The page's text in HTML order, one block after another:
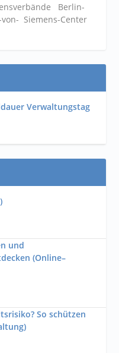
Berlin-
Siemens-Center
Verwaltungstag
und
(Online–
So schützen